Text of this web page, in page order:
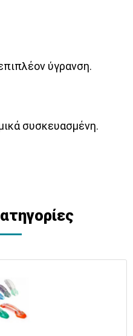
ύγρανση.
συσκευασμένη.